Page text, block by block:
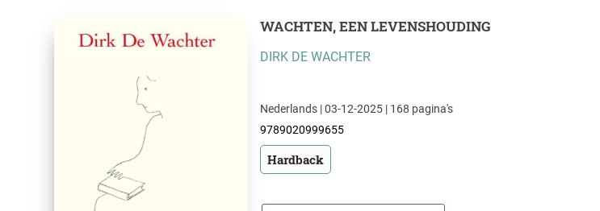
WACHTEN, EEN LEVENSHOUDING
DIRK DE WACHTER
Nederlands | 03-12-2025 | 168 pagina's
9789020999655
Hardback